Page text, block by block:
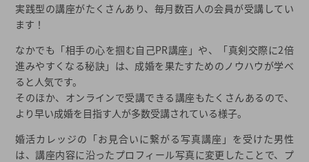
実践型の講座がたくさんあり、毎月数百人の会員が受講してい
ます！
なかでも「相手の心を掴む自己PR講座」や、「真剣交際に2倍
進みやすくなる秘訣」は、成婚を果たすためのノウハウが学べ
ると人気です。
そのほか、オンラインで受講できる講座もたくさんあるので、
より早い成婚を目指す人が多数受講されている様子。
婚活カレッジの「お見合いに繋がる写真講座」を受けた男性
は、講座内容に沿ったプロフィール写真に変更したことで、プ